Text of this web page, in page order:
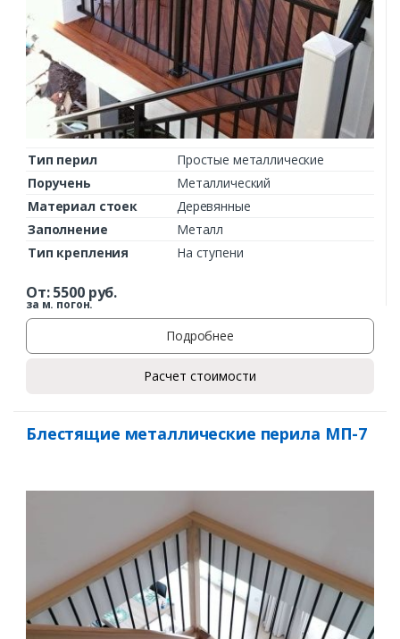
Тип перил
Простые металлические
Поручень
Металлический
Материал стоек
Деревянные
Заполнение
Металл
Тип крепления
На ступени
От:5500руб.
за м. погон.
Подробнее
Расчет стоимости
Блестящие металлические перила МП-7